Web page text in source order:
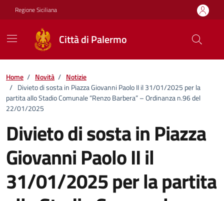
Vai ai contenuti
Vai al footer
Regione Siciliana
Città di Palermo
Home / Novità / Notizie
/ Divieto di sosta in Piazza Giovanni Paolo II il 31/01/2025 per la
partita allo Stadio Comunale “Renzo Barbera” – Ordinanza n.96 del
22/01/2025
Divieto di sosta in Piazza
Giovanni Paolo II il
31/01/2025 per la partita